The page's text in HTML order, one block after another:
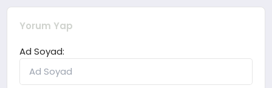
Yorum Yap
Ad Soyad: